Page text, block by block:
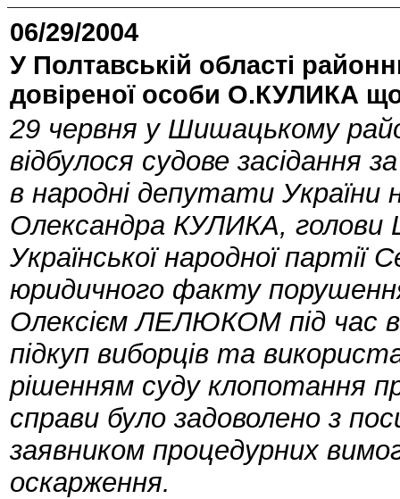
06/29/2004
У Полтавській області
довіреної особи О.КУЛИКА
29 червня у Шишацькому
відбулося судове засідання
в народні депутати
Олександра КУЛИКА, голови
Української народної
юридичного факту
Олексієм ЛЕЛЮКОМ під час
підкуп виборців та
рішенням суду клопотання
справи було задоволено з
заявником процедурних
оскарження.